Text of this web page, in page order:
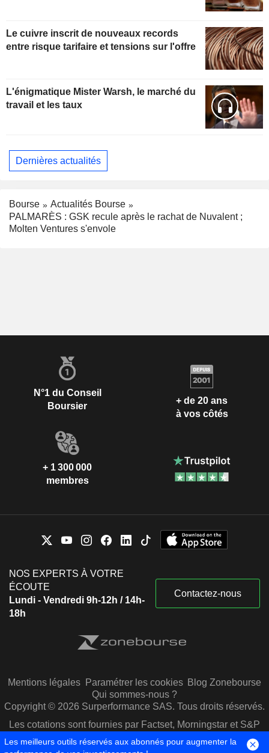
Le cuivre inscrit de nouveaux records
entre risque tarifaire et tensions sur l'offre
L'énigmatique Mister Warsh, le marché du
travail et les taux
Dernières actualités
Bourse
Actualités Bourse
PALMARÈS : GSK recule après le rachat de Nuvalent ;
Molten Ventures s'envole
N°1 du Conseil
Boursier
+ de 20 ans
à vos côtés
+ 1 300 000
membres
NOS EXPERTS À VOTRE
ÉCOUTE
Lundi - Vendredi 9h-12h / 14h-
18h
Contactez-nous
Mentions légales Paramétrer les cookies Blog Zonebourse
Qui sommes-nous ?
Copyright © 2026 Surperformance SAS. Tous droits réservés.
Les cotations sont fournies par Factset, Morningstar et S&P
Capital IQ
Les meilleurs outils réservés aux abonnés pour augmenter la